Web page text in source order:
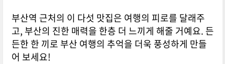
부산역 근처의 이 다섯 맛집은 여행의 피로를 달래주
고, 부산의 진한 매력을 한층 더 느끼게 해줄 거예요. 든
든한 한 끼로 부산 여행의 추억을 더욱 풍성하게 만들
어 보세요!